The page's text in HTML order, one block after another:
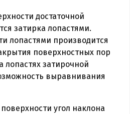
достаточной
затирка лопастями.
лопастями производится
поверхностных пор
лопастях затирочной
выравнивания
угол наклона